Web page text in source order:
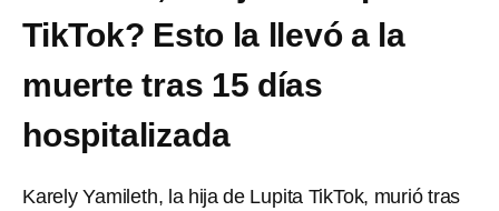
TikTok? Esto la llevó a la
muerte tras 15 días
hospitalizada
Karely Yamileth, la hija de Lupita TikTok, murió tras